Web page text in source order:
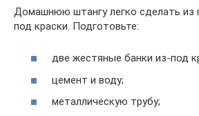
Домашнюю штангу легко сделать из
под краски. Подготовьте:
две жестяные банки из-под
цемент и воду;
металлическую трубу;